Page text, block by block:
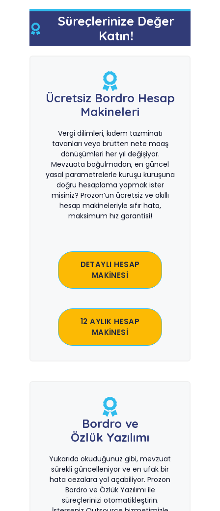
Süreçlerinize Değer
Katın!
Ücretsiz Bordro Hesap
Makineleri
Vergi dilimleri, kıdem tazminatı
tavanları veya brütten nete maaş
dönüşümleri her yıl değişiyor.
Mevzuata boğulmadan, en güncel
yasal parametrelerle kuruşu kuruşuna
doğru hesaplama yapmak ister
misiniz? Prozon’un ücretsiz ve akıllı
hesap makineleriyle sıfır hata,
maksimum hız garantisi!
DETAYLI HESAP
MAKİNESİ
12 AYLIK HESAP
MAKİNESİ
Bordro ve
Özlük Yazılımı
Yukarıda okuduğunuz gibi, mevzuat
sürekli güncelleniyor ve en ufak bir
hata cezalara yol açabiliyor. Prozon
Bordro ve Özlük Yazılımı ile
süreçlerinizi otomatikleştirin.